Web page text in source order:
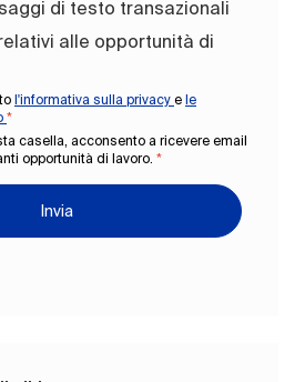
di testo transazionali
alle opportunità di
l'informativa sulla privacy e le
*
casella, acconsento a ricevere email
opportunità di lavoro. *
Invia